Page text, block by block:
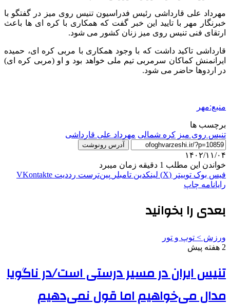
مهرداد علی قارداشی رئیس فدراسیون تنیس روی میز در گفتگو با
خبرنگار مهر با تایید این خبر گفت که همکاری با کره ای ها باعث
ارتقای فنی تنیس روی میز زنان کشور می شود.
قارداشی تاکید داشت که با وجود همکاری با مربی کره ای، حمیده
ایرانمنش کماکان سرمربی تیم ملی خواهد بود و او (مربی کره ای)
در اردوها حاضر می شود.
منبع:مهر
برچسب ها
تنیس روی میز کره شمالی مهرداد علی قارداشی
آدرس رونوشت
۱۴۰۲/۱۱/۰۴
خواندن این مطلب 1 دقیقه زمان میبرد
فیس بوک توییتر (X) لینکدین ‫تامبلر ‫پین‌ترست ‫رددیت ‫VKontakte
رایانامه چاپ
بعدی را بخوانید
ورزش > توپ و تور
2 هفته پیش
تنیس ایران در مسیر درستی است/در ناگویا
مدال می‌خواهیم اما قول نمی‌دهیم